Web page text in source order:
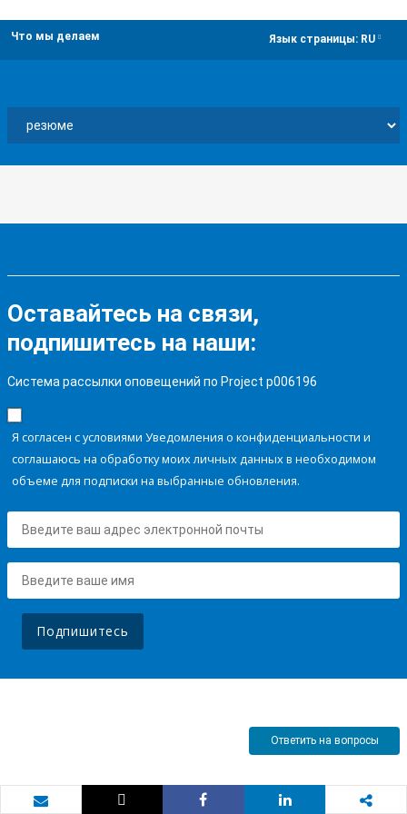
Что мы делаем Язык страницы: RU
Оставайтесь на связи,
подпишитесь на наши:
Система рассылки оповещений по Project p006196
Я согласен с условиями Уведомления о конфиденциальности и
соглашаюсь на обработку моих личных данных в необходимом
объеме для подписки на выбранные обновления.
Подпишитесь
Ответить на вопросы